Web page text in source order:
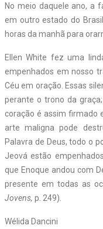
No meio daquele ano, a
em outro estado do
horas da manhã para
Ellen White fez uma
empenhados em nosso
Céu em oração. Essas
perante o trono da
coração é assim firmado
arte maligna pode
Palavra de Deus, todo o
Jeová estão
que Enoque andou com
presente em todas as
Jovens, p. 249).
Wélida Dancini